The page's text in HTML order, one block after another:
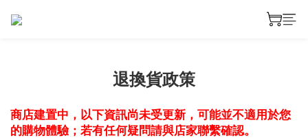
退換貨政策
商店建置中，以下資訊尚未受更新，可能並不適用於您
的購物體驗；若有任何疑問請與店家聯繫確認。